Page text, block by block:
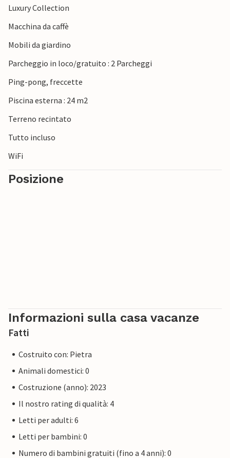
antiche. Gli amanti della natura troveranno ciò che
cercano sulle isole del Parco Nazionale di Brioni e a Capo
Non vedete l'ora di trascorrere una splendida vacanza in
Luxury Collection
Macchina da caffè
Mobili da giardino
Parcheggio in loco/gratuito : 2 Parcheggi
Ping-pong, freccette
Piscina esterna : 24 m2
Terreno recintato
Tutto incluso
WiFi
Posizione
Informazioni sulla casa vacanze
Fatti
Costruito con: Pietra
Animali domestici: 0
Costruzione (anno): 2023
Il nostro rating di qualità: 4
Letti per adulti: 6
Letti per bambini: 0
Numero di bambini gratuiti (fino a 4 anni): 0